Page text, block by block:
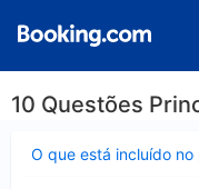
10 Questões
O que está incluído no
fechado